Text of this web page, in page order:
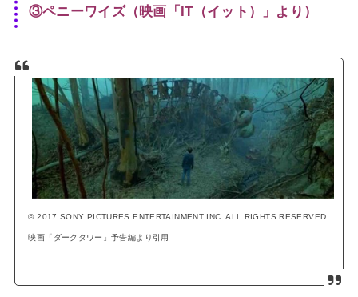
③ペニーワイズ（映画「IT（イット）」より）
© 2017 SONY PICTURES ENTERTAINMENT INC. ALL RIGHTS RESERVED.
映画「ダークタワー」予告編より引用